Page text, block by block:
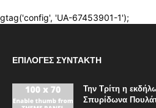
ΕΠΙΛΟΓΈΣ ΣΥΝΤΆΚΤΗ
Την Τρίτη η
Σπυρίδωνα